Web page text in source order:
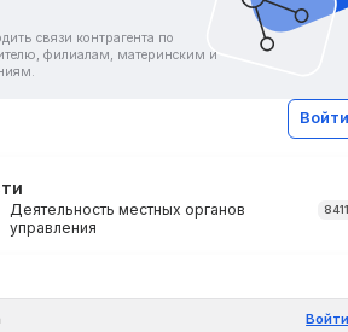
связи контрагента по
филиалам, материнским и
Войти
Деятельность местных органов
управления
Войти